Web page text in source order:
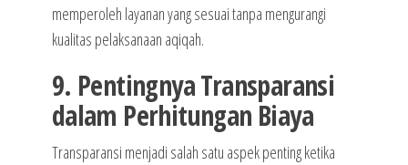
memperoleh layanan yang sesuai tanpa mengurangi
kualitas pelaksanaan aqiqah.
9. Pentingnya Transparansi
dalam Perhitungan Biaya
Transparansi menjadi salah satu aspek penting ketika